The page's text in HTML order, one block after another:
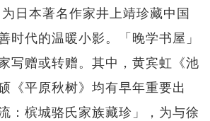
为日本著名作家井上靖珍藏中国
时代的温暖小影。「晚学书屋」
写赠或转赠。其中，黄宾虹《池
《平原秋树》均有早年重要出
：槟城骆氏家族藏珍」，为与徐